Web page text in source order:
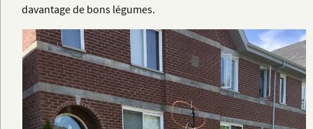
davantage de bons légumes.